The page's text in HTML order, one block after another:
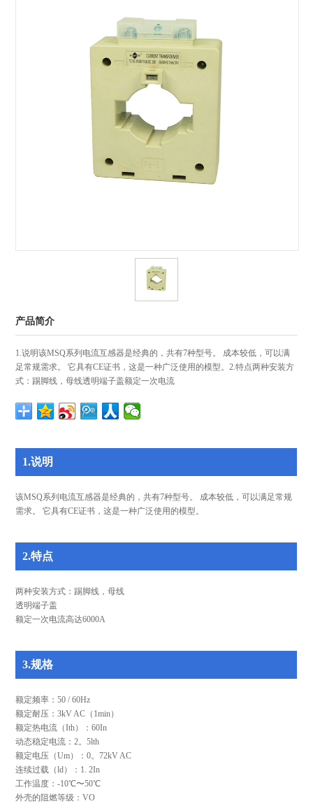
产品简介
1.说明该MSQ系列电流互感器是经典的，共有7种型号。 成本较低，可以满
足常规需求。 它具有CE证书，这是一种广泛使用的模型。2.特点两种安装方
式：踢脚线，母线透明端子盖额定一次电流
1.说明
该MSQ系列电流互感器是经典的，共有7种型号。 成本较低，可以满足常规
需求。 它具有CE证书，这是一种广泛使用的模型。
2.特点
两种安装方式：踢脚线，母线
透明端子盖
额定一次电流高达6000A
3.规格
额定频率：50 / 60Hz
额定耐压：3kV AC（1min）
额定热电流（Ith）：60In
动态稳定电流：2。5lth
额定电压（Um）：0。72kV AC
连续过载（ld）：1. 2In
工作温度：-10℃〜50℃
外壳的阻燃等级：VO